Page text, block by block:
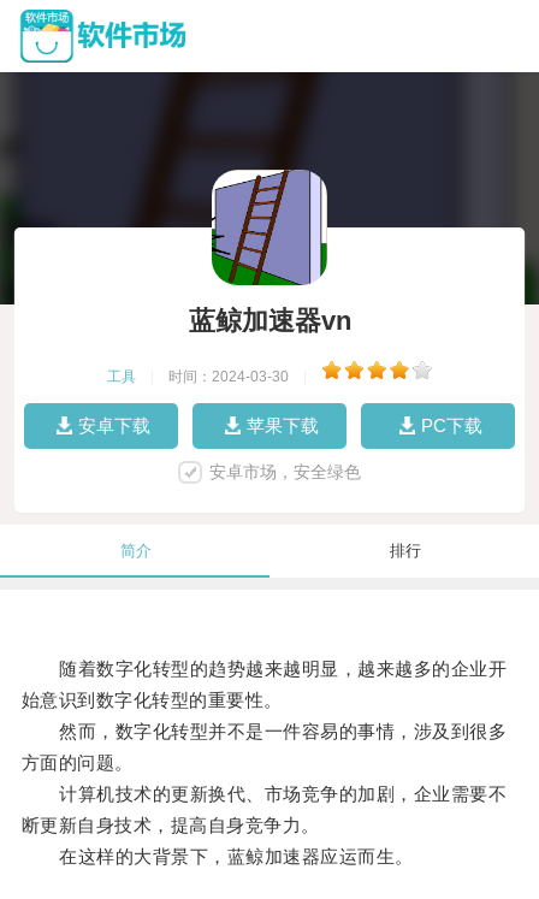
蓝鲸加速器vn
工具 时间：2024-03-30
安卓下载 苹果下载 PC下载
安卓市场，安全绿色
简介 排行
随着数字化转型的趋势越来越明显，越来越多的企业开
始意识到数字化转型的重要性。
然而，数字化转型并不是一件容易的事情，涉及到很多
方面的问题。
计算机技术的更新换代、市场竞争的加剧，企业需要不
断更新自身技术，提高自身竞争力。
在这样的大背景下，蓝鲸加速器应运而生。